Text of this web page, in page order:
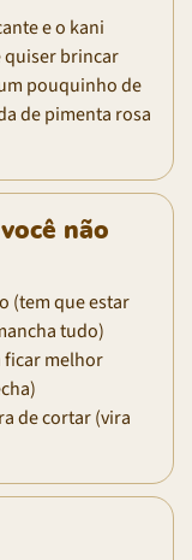
e o kani
quiser brincar
pouquinho de
de pimenta rosa
não
(tem que estar
tudo)
ficar melhor
de cortar (vira